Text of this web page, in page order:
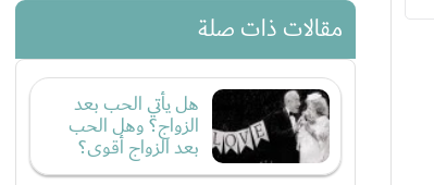
مقالات ذات صلة
هل يأتي الحب بعد
الزواج؟ وهل الحب
بعد الزواج أقوى؟